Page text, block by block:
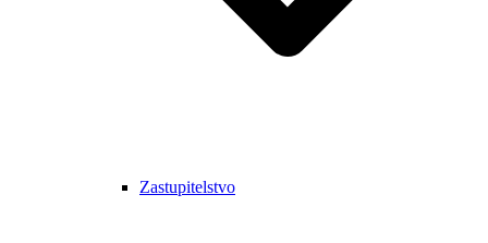
Zastupitelstvo